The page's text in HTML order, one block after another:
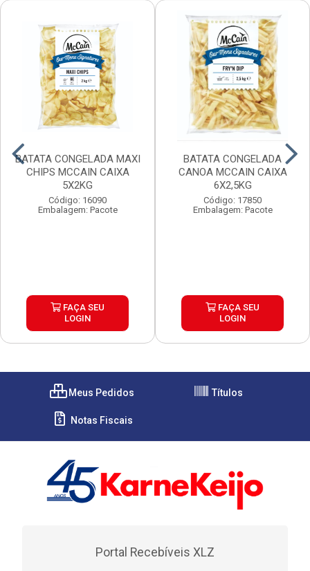
BATATA CONGELADA MAXI
CHIPS MCCAIN CAIXA
5X2KG
Código: 16090
Embalagem: Pacote
FAÇA SEU
LOGIN
BATATA CONGELADA
CANOA MCCAIN CAIXA
6X2,5KG
Código: 17850
Embalagem: Pacote
FAÇA SEU
LOGIN
Meus Pedidos Títulos
Notas Fiscais
Portal Recebíveis XLZ